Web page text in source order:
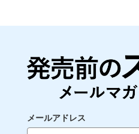
メールアドレス